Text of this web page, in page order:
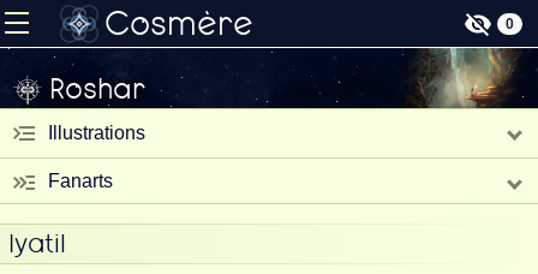
Cosmère 0
Roshar
Illustrations
Fanarts
Iyatil